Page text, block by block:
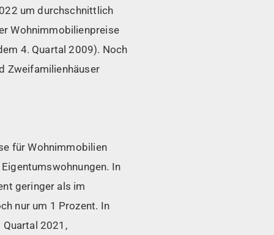
um durchschnittlich
Wohnimmobilienpreise
4. Quartal 2009). Noch
Zweifamilienhäuser
für Wohnimmobilien
In
geringer als im
nur um 1 Prozent. In
Quartal 2021,